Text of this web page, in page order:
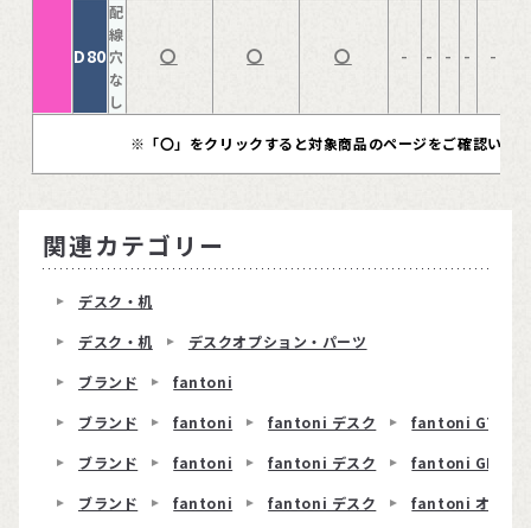
D80
配
線
穴
な
し
〇 〇 〇 - - - - -
※「〇」をクリックすると対象商品のページをご確認いた
関連カテゴリー
デスク・机
デスク・机
デスクオプション・パーツ
ブランド
fantoni
ブランド
fantoni fantoni デスク
fantoni GT
ブランド
fantoni fantoni デスク
fantoni GL T字
ブランド
fantoni fantoni デスク
fantoni オプシ